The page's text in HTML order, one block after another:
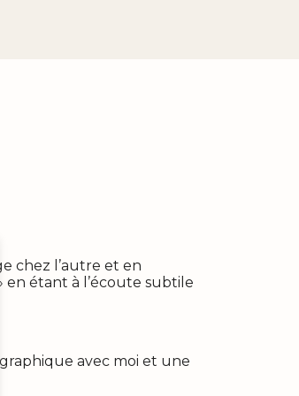
chez l’autre et en
en étant à l’écoute subtile
avec moi et une